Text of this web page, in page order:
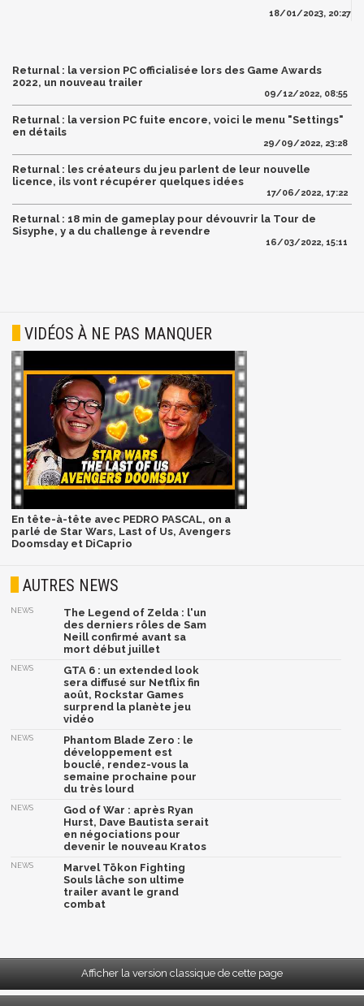
18/01/2023, 20:27
Returnal : la version PC officialisée lors des Game Awards
2022, un nouveau trailer
09/12/2022, 08:55
Returnal : la version PC fuite encore, voici le menu "Settings"
en détails
29/09/2022, 23:28
Returnal : les créateurs du jeu parlent de leur nouvelle
licence, ils vont récupérer quelques idées
17/06/2022, 17:22
Returnal : 18 min de gameplay pour dévouvrir la Tour de
Sisyphe, y a du challenge à revendre
16/03/2022, 15:11
VIDÉOS À NE PAS MANQUER
En tête-à-tête avec PEDRO PASCAL, on a
parlé de Star Wars, Last of Us, Avengers
Doomsday et DiCaprio
AUTRES NEWS
NEWS
The Legend of Zelda : l'un
des derniers rôles de Sam
Neill confirmé avant sa
mort début juillet
NEWS
GTA 6 : un extended look
sera diffusé sur Netflix fin
août, Rockstar Games
surprend la planète jeu
vidéo
NEWS
Phantom Blade Zero : le
développement est
bouclé, rendez-vous la
semaine prochaine pour
du très lourd
NEWS
God of War : après Ryan
Hurst, Dave Bautista serait
en négociations pour
devenir le nouveau Kratos
NEWS
Marvel Tōkon Fighting
Souls lâche son ultime
trailer avant le grand
combat
Afficher la version classique de cette page